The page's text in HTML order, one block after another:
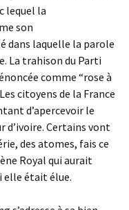
lequel la
son
dans laquelle la parole
La trahison du Parti
comme “rose à
citoyens de la France
d’apercevoir le
d’ivoire. Certains vont
des atomes, fais ce
Royal qui aurait
elle était élue.